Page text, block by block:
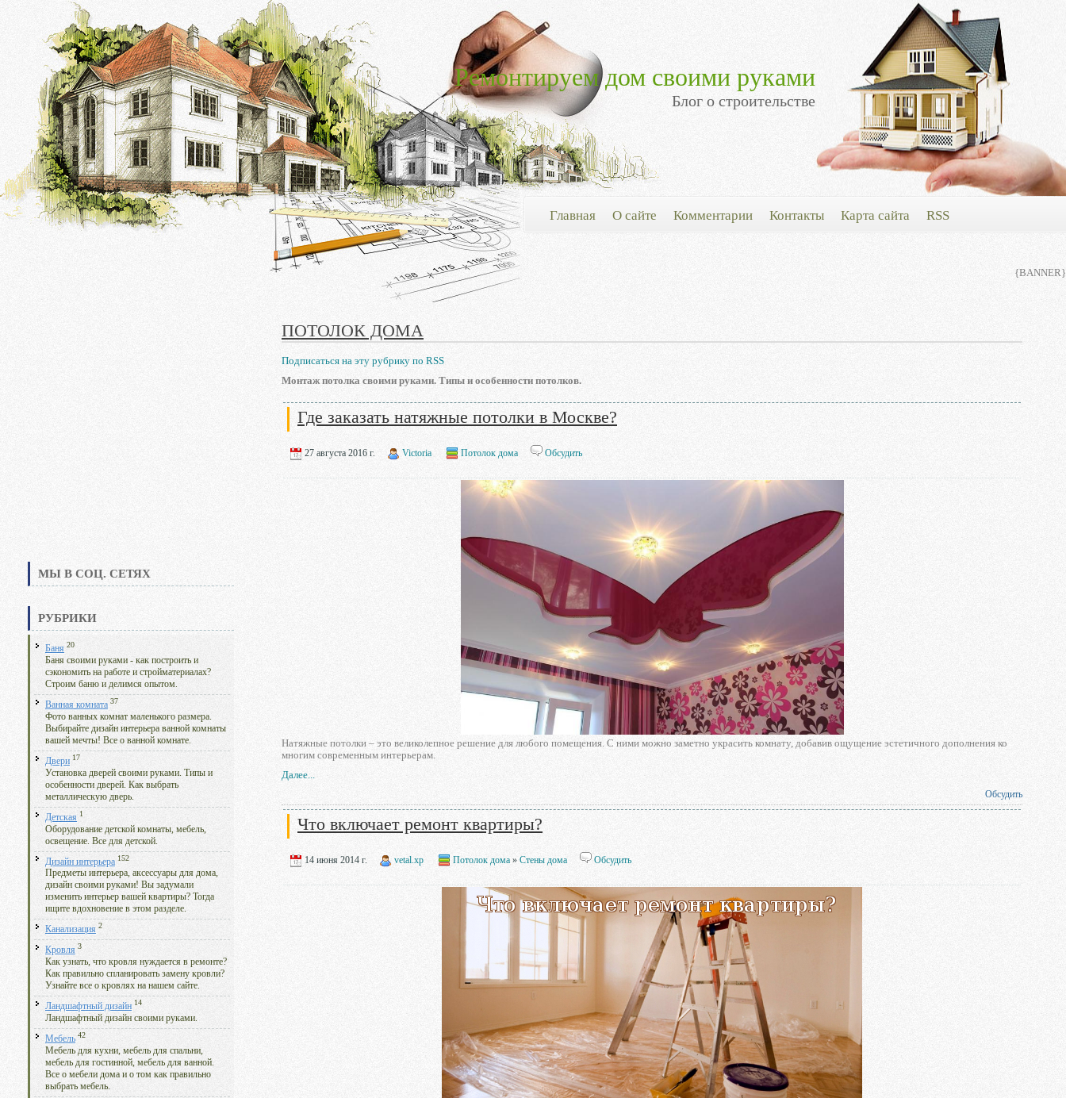
Ремонтируем дом своими руками
Блог о строительстве
Главная О сайте Комментарии Контакты Карта сайта RSS
{BANNER}
МЫ В СОЦ. СЕТЯХ
РУБРИКИ
Баня 20
Баня своими руками - как построить и
сэкономить на работе и стройматериалах?
Строим баню и делимся опытом.
Ванная комната 37
Фото ванных комнат маленького размера.
Выбирайте дизайн интерьера ванной комнаты
вашей мечты! Все о ванной комнате.
Двери 17
Установка дверей своими руками. Типы и
особенности дверей. Как выбрать
металлическую дверь.
Детская 1
Оборудование детской комнаты, мебель,
освещение. Все для детской.
Дизайн интерьера 152
Предметы интерьера, аксессуары для дома,
дизайн своими руками! Вы задумали
изменить интерьер вашей квартиры? Тогда
ищите вдохновение в этом разделе.
Канализация 2
Кровля 3
Как узнать, что кровля нуждается в ремонте?
Как правильно спланировать замену кровли?
Узнайте все о кровлях на нашем сайте.
Ландшафтный дизайн 14
Ландшафтный дизайн своими руками.
Мебель 42
Мебель для кухни, мебель для спальни,
мебель для гостинной, мебель для ванной.
Все о мебели дома и о том как правильно
выбрать мебель.
ПОТОЛОК ДОМА
Подписаться на эту рубрику по RSS
Монтаж потолка своими руками. Типы и особенности потолков.
Где заказать натяжные потолки в Москве?
27 августа 2016 г. Victoria Потолок дома Обсудить
Натяжные потолки – это великолепное решение для любого помещения. С ними можно заметно украсить комнату, добавив ощущение эстетичного дополнения ко
многим современным интерьерам.
Далее...
Обсудить
Что включает ремонт квартиры?
14 июня 2014 г. vetal.xp Потолок дома » Стены дома Обсудить